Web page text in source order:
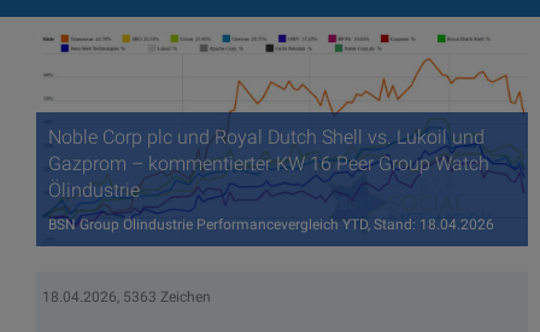
Noble Corp plc und Royal Dutch Shell vs. Lukoil und
Gazprom – kommentierter KW 16 Peer Group Watch
Ölindustrie
BSN Group Ölindustrie Performancevergleich YTD, Stand: 18.04.2026
18.04.2026, 5363 Zeichen